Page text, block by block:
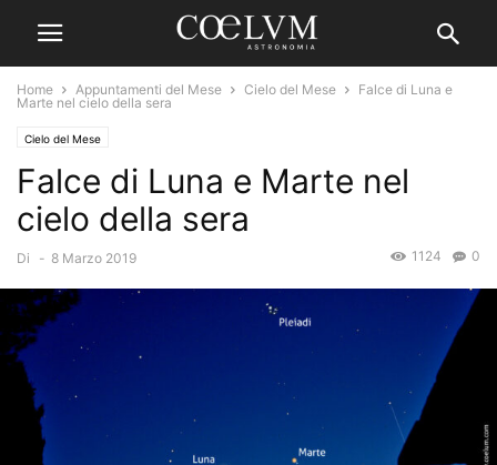
Home Appuntamenti del Mese Cielo del Mese
Falce di Luna e
Marte nel cielo della sera
Cielo del Mese
Falce di Luna e Marte nel
cielo della sera
Di - 8 Marzo 2019 0
1124